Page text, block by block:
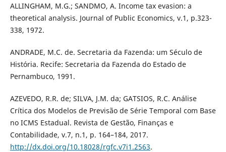
ALLINGHAM, M.G.; SANDMO, A. Income tax evasion: a
theoretical analysis. Journal of Public Economics, v.1, p.323-
338, 1972.
ANDRADE, M.C. de. Secretaria da Fazenda: um Século de
História. Recife: Secretaria da Fazenda do Estado de
Pernambuco, 1991.
AZEVEDO, R.R. de; SILVA, J.M. da; GATSIOS, R.C. Análise
Crítica dos Modelos de Previsão de Série Temporal com Base
no ICMS Estadual. Revista de Gestão, Finanças e
Contabilidade, v.7, n.1, p. 164–184, 2017.
http://dx.doi.org/10.18028/rgfc.v7i1.2563.